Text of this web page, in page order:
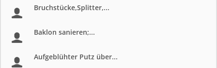
Bruchstücke,Splitter,...
Baklon sanieren;...
Aufgeblühter Putz über...